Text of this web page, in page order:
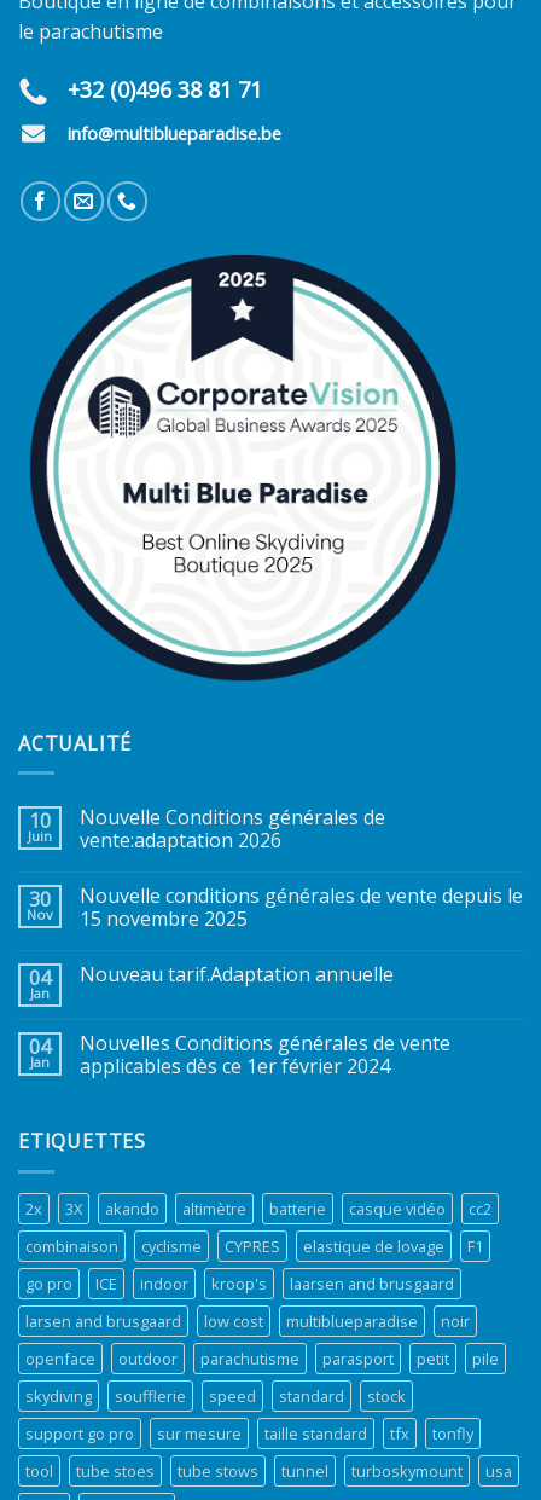
le parachutisme
+32 (0)496 38 81 71
info@multiblueparadise.be
ACTUALITÉ
10
Juin
Nouvelle Conditions générales de
vente:adaptation 2026
30
Nov
Nouvelle conditions générales de vente depuis le
15 novembre 2025
04
Jan
Nouveau tarif.Adaptation annuelle
04
Jan
Nouvelles Conditions générales de vente
applicables dès ce 1er février 2024
ETIQUETTES
2x 3X akando altimètre batterie casque vidéo
cc2
combinaison
cyclisme CYPRES elastique de lovage
F1
go pro
ICE indoor kroop's
laarsen and brusgaard
larsen and brusgaard
low cost multiblueparadise
noir
openface
outdoor parachutisme parasport petit
pile
skydiving
soufflerie speed standard
stock
support go pro
sur mesure taille standard tfx
tonfly
tool
tube stoes tube stows tunnel turboskymount
usa